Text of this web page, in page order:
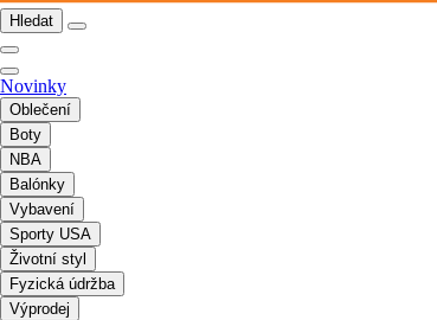
Hledat
Novinky
Oblečení
Boty
NBA
Balónky
Vybavení
Sporty USA
Životní styl
Fyzická údržba
Výprodej